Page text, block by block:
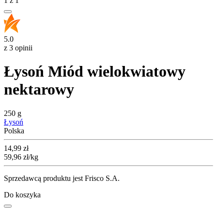
5.0
z 3 opinii
Łysoń Miód wielokwiatowy
nektarowy
250 g
Łysoń
Polska
Cena
14,99 zł
59,96 zł/kg
Sprzedawcą produktu jest Frisco S.A.
Do koszyka